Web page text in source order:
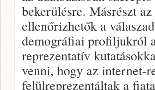
bekerülésre. Másrészt
ellenőrizhetők a
demográfiai profiljukról
reprezentatív
venni, hogy az internet-
felülreprezentáltak a